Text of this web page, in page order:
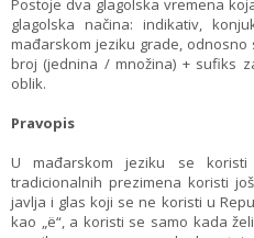
Postoje dva glagolska vremena
glagolska načina: indikativ,
mađarskom jeziku grade,
broj (jednina / množina) + sufiks
oblik.
Pravopis
U mađarskom jeziku se
tradicionalnih prezimena koristi
javlja i glas koji se ne koristi u
kao „ë“, a koristi se samo kada